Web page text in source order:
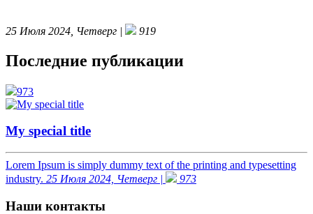
25 Июля 2024, Четверг | 919
Последние публикации
973
My special title
Lorem Ipsum is simply dummy text of the printing and typesetting
industry. 25 Июля 2024, Четверг | 973
Наши контакты